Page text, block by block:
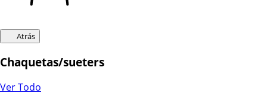
Atrás
Chaquetas/sueters
Ver Todo